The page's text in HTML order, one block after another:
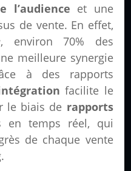
l’audience et une
de vente. En effet,
, environ 70% des
meilleure synergie
à des rapports
facilite le
le biais de rapports
en temps réel, qui
de chaque vente